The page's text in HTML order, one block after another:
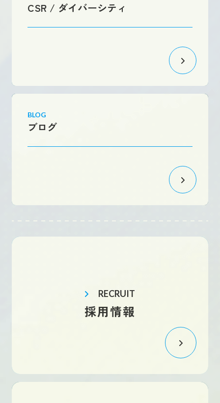
CSR / ダイバーシティ
BLOG
ブログ
RECRUIT
採用情報